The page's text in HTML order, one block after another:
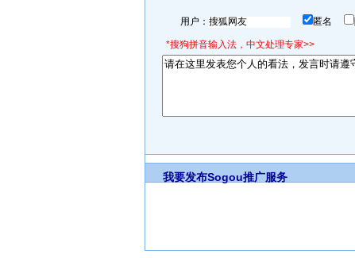
用户： 匿名
*搜狗拼音输入法，中文处理专家>>
我要发布Sogou推广服务